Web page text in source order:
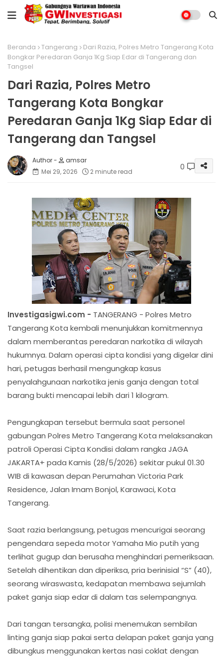
Beranda Tangerang
Dari Razia, Polres Metro Tangerang Kota
Bongkar Peredaran Ganja 1Kg Siap Edar di Tangerang dan
Tangsel
Dari Razia, Polres Metro
Tangerang Kota Bongkar
Peredaran Ganja 1Kg Siap Edar di
Tangerang dan Tangsel
amsar
Mei 29, 2026
2 minute read 0
Investigasigwi.com - TANGERANG - Polres Metro
Tangerang Kota kembali menunjukkan komitmennya
dalam memberantas peredaran narkotika di wilayah
hukumnya. Dalam operasi cipta kondisi yang digelar dini
hari, petugas berhasil mengungkap kasus
penyalahgunaan narkotika jenis ganja dengan total
barang bukti mencapai lebih dari 1 kilogram.
Pengungkapan tersebut bermula saat personel
gabungan Polres Metro Tangerang Kota melaksanakan
patroli Operasi Cipta Kondisi dalam rangka JAGA
JAKARTA+ pada Kamis (28/5/2026) sekitar pukul 01.30
WIB di kawasan depan Perumahan Victoria Park
Residence, Jalan Imam Bonjol, Karawaci, Kota
Tangerang.
Saat razia berlangsung, petugas mencurigai seorang
pengendara sepeda motor Yamaha Mio putih yang
terlihat gugup dan berusaha menghindari pemeriksaan.
Setelah dihentikan dan diperiksa, pria berinisial “S” (40),
seorang wiraswasta, kedapatan membawa sejumlah
paket ganja siap edar di dalam tas selempangnya.
Dari tangan tersangka, polisi menemukan sembilan
linting ganja siap pakai serta delapan paket ganja yang
dibungkus menggunakan kertas nasi coklat dengan